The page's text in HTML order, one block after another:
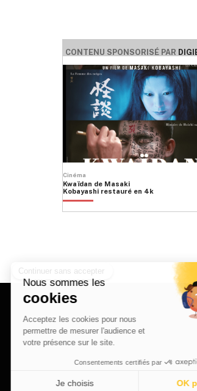
CONTENU SPONSORISÉ PAR
Cinéma
Kwaïdan de Masaki
Kobayashi restauré en 4k